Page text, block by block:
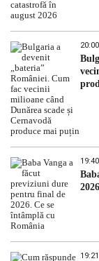
20:00
19:40
19:21